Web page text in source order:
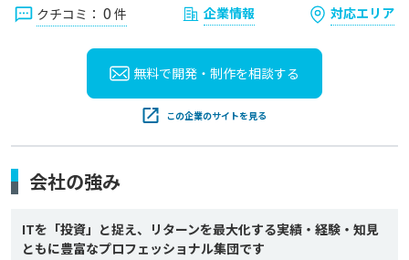
クチコミ： 0 件 企業情報 対応エリア
無料で開発・制作を相談する
この企業のサイトを見る
会社の強み
ITを「投資」と捉え、リターンを最大化する実績・経験・知見
ともに豊富なプロフェッショナル集団です